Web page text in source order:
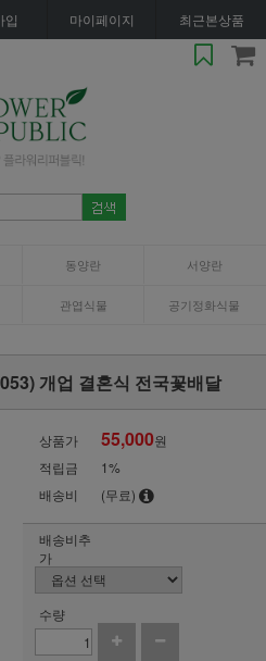
입 마이페이지 최근본상품
동양란 서양란
관엽식물 공기정화식물
개업 결혼식 전국꽃배달
상품가 55,000원
적립금
1%
배송비
(무료)
배송비추
가
수량